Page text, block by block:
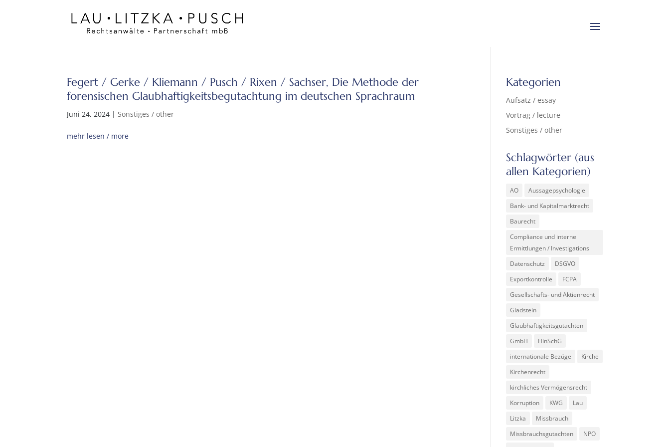
Fegert / Gerke / Kliemann / Pusch / Rixen / Sachser, Die Methode der
forensischen Glaubhaftigkeitsbegutachtung im deutschen Sprachraum
Juni 24, 2024 |Sonstiges / other
mehr lesen / more
Kategorien
Aufsatz / essay
Vortrag / lecture
Sonstiges / other
Schlagwörter (aus
allen Kategorien)
AO
Aussagepsychologie
Bank- und Kapitalmarktrecht
Baurecht
Compliance und interne
Ermittlungen / Investigations
Datenschutz
DSGVO
Exportkontrolle
FCPA
Gesellschafts- und Aktienrecht
Gladstein
Glaubhaftigkeitsgutachten
GmbH
HinSchG
internationale Bezüge
Kirche
Kirchenrecht
kirchliches Vermögensrecht
Korruption
KWG
Lau
Litzka
Missbrauch
Missbrauchsgutachten
NPO